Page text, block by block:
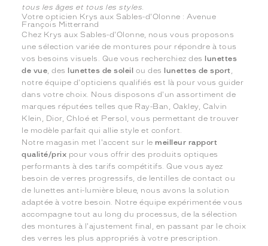
tous les âges et tous les styles.
Votre opticien Krys aux Sables-d'Olonne : Avenue
François Mitterrand
Chez Krys aux Sables-d'Olonne, nous vous proposons
une sélection variée de montures pour répondre à tous
vos besoins visuels. Que vous recherchiez des
lunettes
de vue, des lunettes de soleil ou des lunettes de sport,
notre équipe d'opticiens qualifiés est là pour vous guider
dans votre choix. Nous disposons d'un assortiment de
marques réputées telles que Ray-Ban, Oakley, Calvin
Klein, Dior, Chloé et Persol, vous permettant de trouver
le modèle parfait qui allie style et confort.
Notre magasin met l'accent sur le meilleur rapport
qualité/prix pour vous offrir des produits optiques
performants à des tarifs compétitifs. Que vous ayez
besoin de verres progressifs, de lentilles de contact ou
de lunettes anti-lumière bleue, nous avons la solution
adaptée à votre besoin. Notre équipe expérimentée vous
accompagne tout au long du processus, de la sélection
des montures à l'ajustement final, en passant par le choix
des verres les plus appropriés à votre prescription.